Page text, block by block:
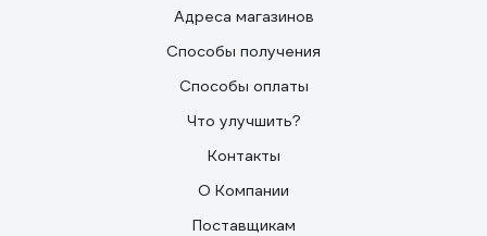
Адреса магазинов
Способы получения
Способы оплаты
Что улучшить?
Контакты
О Компании
Поставщикам